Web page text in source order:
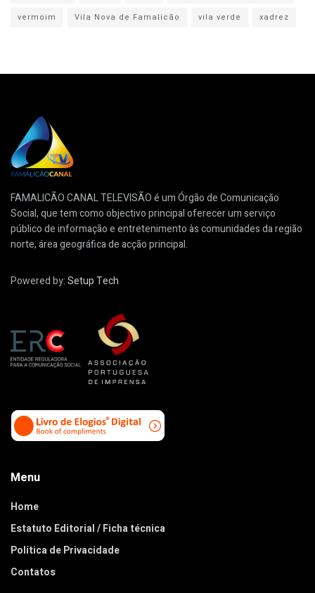
vermoim
Vila Nova de Famalicão vila verde xadrez
FAMALICÃO CANAL TELEVISÃO é um Órgão de Comunicação
Social, que tem como objectivo principal oferecer um serviço
público de informação e entretenimento às comunidades da região
norte, área geográfica de acção principal.
Powered by:Setup Tech
Menu
Home
Estatuto Editorial / Ficha técnica
Política de Privacidade
Contatos